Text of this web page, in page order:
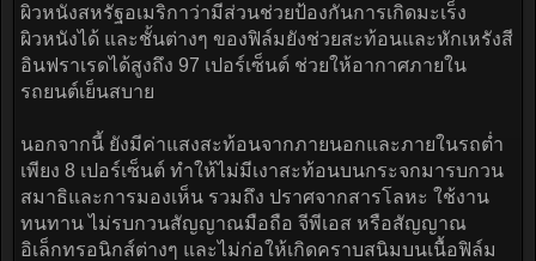
ผิวหนังสหรัฐอเมริกาว่ามีส่วนช่วยป้องกันการเกิดมะเร็ง
ผิวหนังได้ และชั้นต่างๆ ของฟิล์มยังช่วยสะท้อนและหักเหรังสี
อินฟราเรดได้สูงถึง 97 เปอร์เซ็นต์ ช่วยให้อากาศภายใน
รถยนต์เย็นสบาย
นอกจากนี้ ยังมีค่าแสงสะท้อนจากภายนอกและภายในรถต่ำ
เพียง 8 เปอร์เซ็นต์ ทำให้ไม่มีเงาสะท้อนบนกระจกมารบกวน
สมาธิและการมองเห็น รวมถึง ปราศจากสารโลหะ ใช้งาน
ทนทาน ไม่รบกวนสัญญาณมือถือ จีพีเอส หรือสัญญาณ
อิเล็กทรอนิกส์ต่างๆ และไม่ก่อให้เกิดคราบสนิมบนเนื้อฟิล์ม